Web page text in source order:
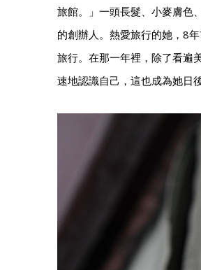
旅館。」一頭長髮、小麥膚色
的創辦人。熱愛旅行的她，8
旅行。在那一年裡，除了看遍
速地認識自己，這也成為她日